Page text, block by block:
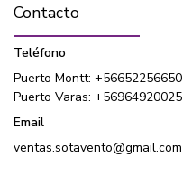
Contacto
Teléfono
Puerto Montt: +56652256650
Puerto Varas: +56964920025
Email
ventas.sotavento@gmail.com